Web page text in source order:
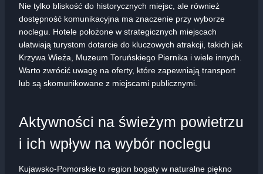
Nie tylko bliskość do historycznych miejsc, ale również
dostępność komunikacyjna ma znaczenie przy wyborze
noclegu. Hotele położone w strategicznych miejscach
ułatwiają turystom dotarcie do kluczowych atrakcji, takich jak
Krzywa Wieża, Muzeum Toruńskiego Piernika i wiele innych.
Warto zwrócić uwagę na oferty, które zapewniają transport
lub są skomunikowane z miejscami publicznymi.
Aktywności na świeżym powietrzu
i ich wpływ na wybór noclegu
Kujawsko-Pomorskie to region bogaty w naturalne piękno